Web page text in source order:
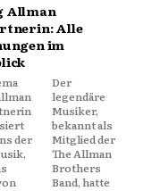
Allman
Alle
im
der
als
der